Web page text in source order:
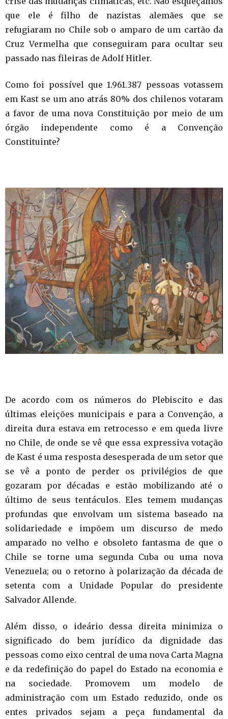
que ele é filho de nazistas alemães que se
refugiaram no Chile sob o amparo de um cartão da
Cruz Vermelha que conseguiram para ocultar seu
passado nas fileiras de Adolf Hitler.
Como foi possível que 1.961.387 pessoas votassem
em Kast se um ano atrás 80% dos chilenos votaram
a favor de uma nova Constituição por meio de um
órgão independente como é a Convenção
Constituinte?
De acordo com os números do Plebiscito e das
últimas eleições municipais e para a Convenção, a
direita dura estava em retrocesso e em queda livre
no Chile, de onde se vê que essa expressiva votação
de Kast é uma resposta desesperada de um setor que
se vê a ponto de perder os privilégios de que
gozaram por décadas e estão mobilizando até o
último de seus tentáculos. Eles temem mudanças
profundas que envolvam um sistema baseado na
solidariedade e impõem um discurso de medo
amparado no velho e obsoleto fantasma de que o
Chile se torne uma segunda Cuba ou uma nova
Venezuela; ou o retorno à polarização da década de
setenta com a Unidade Popular do presidente
Salvador Allende.
Além disso, o ideário dessa direita minimiza o
significado do bem jurídico da dignidade das
pessoas como eixo central de uma nova Carta Magna
e da redefinição do papel do Estado na economia e
na sociedade. Promovem um modelo de
administração com um Estado reduzido, onde os
entes privados sejam a peça fundamental da